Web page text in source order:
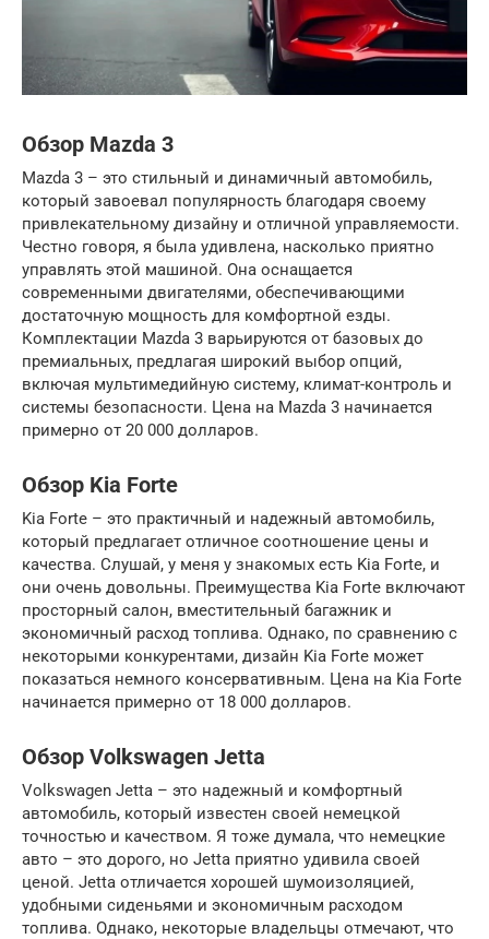
Обзор Mazda 3
Mazda 3 – это стильный и динамичный автомобиль,
который завоевал популярность благодаря своему
привлекательному дизайну и отличной управляемости.
Честно говоря, я была удивлена, насколько приятно
управлять этой машиной. Она оснащается
современными двигателями, обеспечивающими
достаточную мощность для комфортной езды.
Комплектации Mazda 3 варьируются от базовых до
премиальных, предлагая широкий выбор опций,
включая мультимедийную систему, климат-контроль и
системы безопасности. Цена на Mazda 3 начинается
примерно от 20 000 долларов.
Обзор Kia Forte
Kia Forte – это практичный и надежный автомобиль,
который предлагает отличное соотношение цены и
качества. Слушай, у меня у знакомых есть Kia Forte, и
они очень довольны. Преимущества Kia Forte включают
просторный салон, вместительный багажник и
экономичный расход топлива. Однако, по сравнению с
некоторыми конкурентами, дизайн Kia Forte может
показаться немного консервативным. Цена на Kia Forte
начинается примерно от 18 000 долларов.
Обзор Volkswagen Jetta
Volkswagen Jetta – это надежный и комфортный
автомобиль, который известен своей немецкой
точностью и качеством. Я тоже думала, что немецкие
авто – это дорого, но Jetta приятно удивила своей
ценой. Jetta отличается хорошей шумоизоляцией,
удобными сиденьями и экономичным расходом
топлива. Однако, некоторые владельцы отмечают, что